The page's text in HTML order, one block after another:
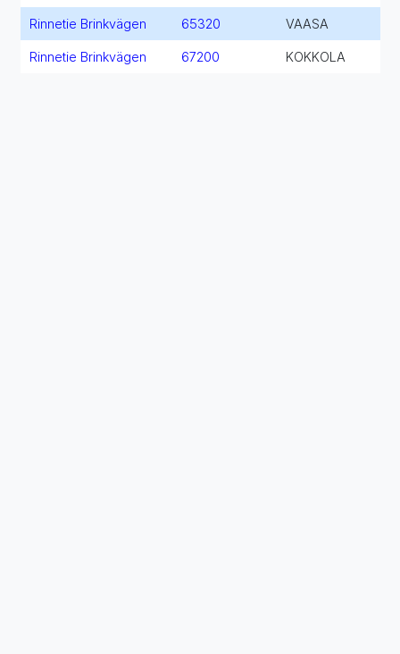
Rinnetie Brinkvägen 65320 VAASA
Rinnetie Brinkvägen 67200 KOKKOLA